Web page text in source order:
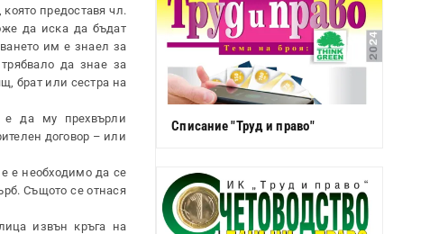
предоставя чл.
да иска да бъдат
им е знаел за
да знае за
брат или сестра на
е да му прехвърли
договор – или
е необходимо да се
Същото се отнася
извън кръга на
Списание "Труд и право"